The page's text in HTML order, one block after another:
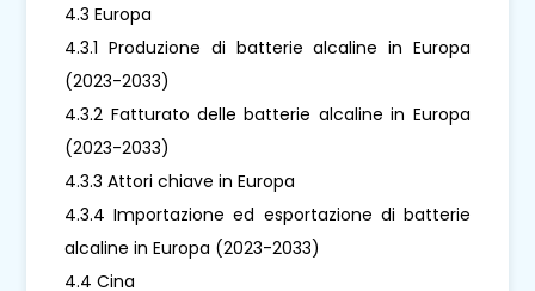
4.3 Europa
4.3.1 Produzione di batterie alcaline in Europa
(2023-2033)
4.3.2 Fatturato delle batterie alcaline in Europa
(2023-2033)
4.3.3 Attori chiave in Europa
4.3.4 Importazione ed esportazione di batterie
alcaline in Europa (2023-2033)
4.4 Cina